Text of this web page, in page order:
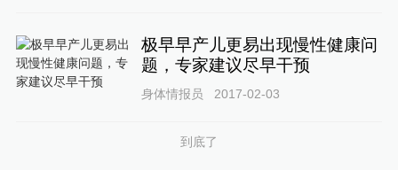
极早早产儿更易出现慢性健康问
题，专家建议尽早干预
身体情报员 2017-02-03
到底了